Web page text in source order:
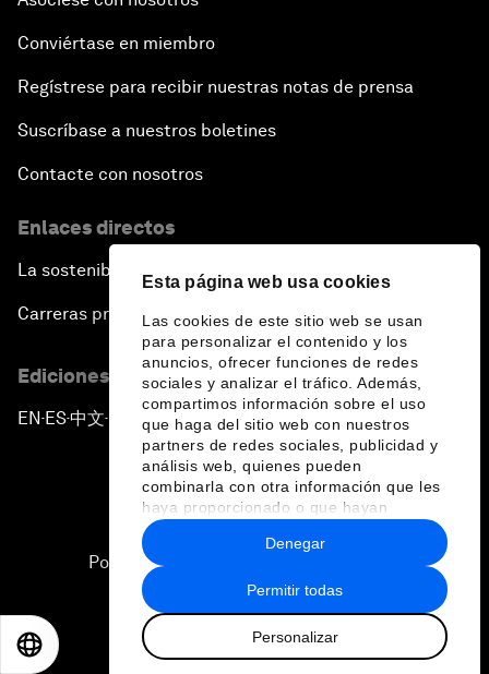
Esta página web usa cookies
Las cookies de este sitio web se usan
para personalizar el contenido y los
anuncios, ofrecer funciones de redes
sociales y analizar el tráfico. Además,
compartimos información sobre el uso
que haga del sitio web con nuestros
partners de redes sociales, publicidad y
análisis web, quienes pueden
combinarla con otra información que les
haya proporcionado o que hayan
recopilado a partir del uso que haya
hecho de sus servicios.
Permitir todas
Personalizar
Denegar
Conviértase en miembro
Regístrese para recibir nuestras notas de prensa
Suscríbase a nuestros boletines
Contacte con nosotros
Enlaces directos
La sostenibilidad en el Foro
Carreras profesionales
Ediciones en otros idiomas
EN ▪ES▪中文▪ 日本語
Política de privacidad y normas de uso
Sitemap
2026 Foro Económico Mundial